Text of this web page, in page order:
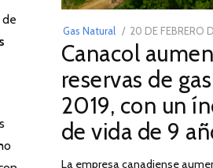
Gas Natural
POSTED
ON
20 DE FEBRERO
Canacol
reservas de
2019, con un
de vida de 9
La empresa canadiense